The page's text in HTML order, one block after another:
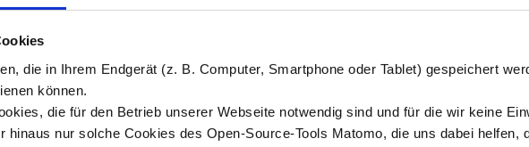
die in Ihrem Endgerät (z. B. Computer, Smartphone oder Tablet) gespeichert
können.
die für den Betrieb unserer Webseite notwendig sind und für die wir keine
hinaus nur solche Cookies des Open-Source-Tools Matomo, die uns dabei helfen,
di
materiale fotografico sono detenuti daDas ganze LebenGmbH e